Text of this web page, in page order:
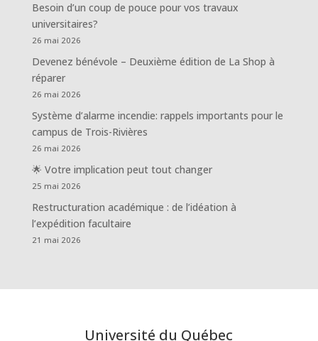
Besoin d’un coup de pouce pour vos travaux
universitaires?
26 mai 2026
Devenez bénévole – Deuxième édition de La Shop à
réparer
26 mai 2026
Système d’alarme incendie: rappels importants pour le
campus de Trois-Rivières
26 mai 2026
🌟 Votre implication peut tout changer
25 mai 2026
Restructuration académique : de l’idéation à
l’expédition facultaire
21 mai 2026
Université du Québec